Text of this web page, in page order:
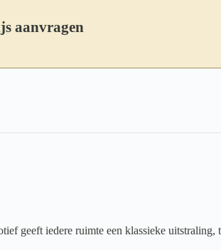
aanvragen
geeft iedere ruimte een klassieke uitstraling,